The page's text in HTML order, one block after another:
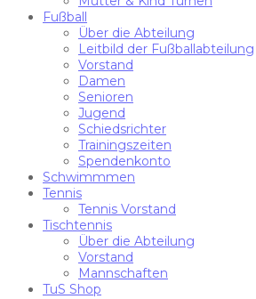
Fußball
Über die Abteilung
Leitbild der Fußballabteilung
Vorstand
Damen
Senioren
Jugend
Schiedsrichter
Trainingszeiten
Spendenkonto
Schwimmmen
Tennis
Tennis Vorstand
Tischtennis
Über die Abteilung
Vorstand
Mannschaften
TuS Shop